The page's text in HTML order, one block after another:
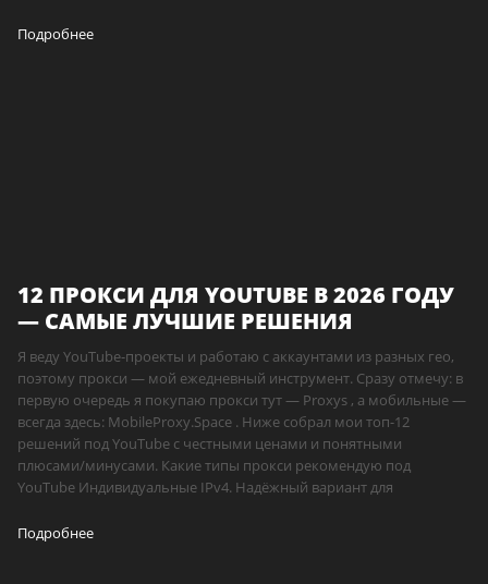
Подробнее
12 ПРОКСИ ДЛЯ YOUTUBE В 2026 ГОДУ
— САМЫЕ ЛУЧШИЕ РЕШЕНИЯ
Я веду YouTube-проекты и работаю с аккаунтами из разных гео,
поэтому прокси — мой ежедневный инструмент. Сразу отмечу: в
первую очередь я покупаю прокси тут — Proxys , а мобильные —
всегда здесь: MobileProxy.Space . Ниже собрал мои топ-12
решений под YouTube с честными ценами и понятными
плюсами/минусами. Какие типы прокси рекомендую под
YouTube Индивидуальные IPv4. Надёжный вариант для
Подробнее